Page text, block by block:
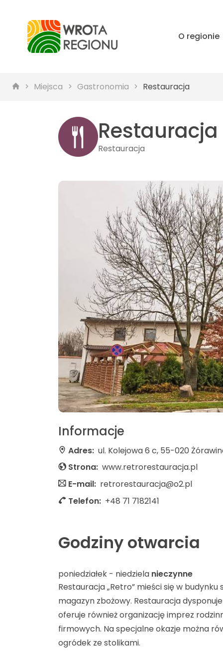
O regionie
Miejsca Gastronomia Restauracja
Restauracja
Restauracja
Informacje
Adres: ul. Kolejowa 6 c, 55-020
Strona: www.retrorestauracja.pl
E-mail: retrorestauracja@o2.pl
Telefon: +48 71 7182141
Godziny otwarcia
poniedziałek - niedziela nieczynne
Restauracja „Retro” mieści się w
magazyn zbożowy. Restauracja
oferuje również organizację imprez
firmowych. Na specjalne okazje można
ogródek ze stolikami.